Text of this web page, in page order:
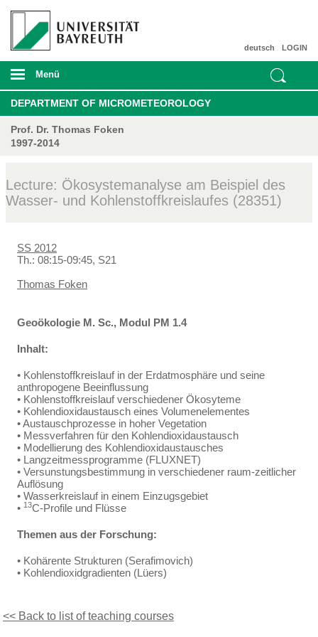
LOGIN
deutsch
Menü
DEPARTMENT OF MICROMETEOROLOGY
Prof. Dr. Thomas Foken
1997-2014
Lecture: Ökosystemanalyse am Beispiel des
Wasser- und Kohlenstoffkreislaufes (28351)
SS 2012
Th.: 08:15-09:45, S21
Thomas Foken
Geoökologie M. Sc., Modul PM 1.4
Inhalt:
• Kohlenstoffkreislauf in der Erdatmosphäre und seine
anthropogene Beeinflussung
• Kohlenstoffkreislauf verschiedener Ökosyteme
• Kohlendioxidaustausch eines Volumenelementes
• Austauschprozesse in hoher Vegetation
• Messverfahren für den Kohlendioxidaustausch
• Modellierung des Kohlendioxidaustausches
• Langzeitmessprogramme (FLUXNET)
• Versunstungsbestimmung in verschiedener raum-zeitlicher
Auflösung
• Wasserkreislauf in einem Einzugsgebiet
• 13C-Profile und Flüsse
Themen aus der Forschung:
• Kohärente Strukturen (Serafimovich)
• Kohlendioxidgradienten (Lüers)
<< Back to list of teaching courses